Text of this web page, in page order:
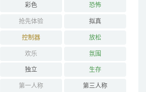
彩色 恐怖
抢先体验 拟真
控制器 放松
欢乐 氛围
独立 生存
第一人称 第三人称